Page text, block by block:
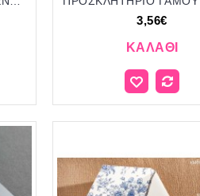
3,56€
ΚΑΛΆΘΙ